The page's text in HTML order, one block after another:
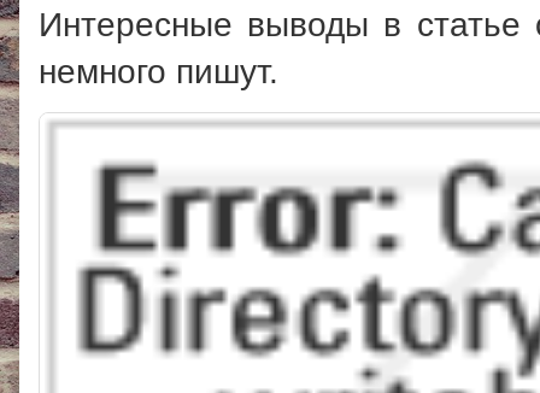
Интересные выводы в с
немного пишут.